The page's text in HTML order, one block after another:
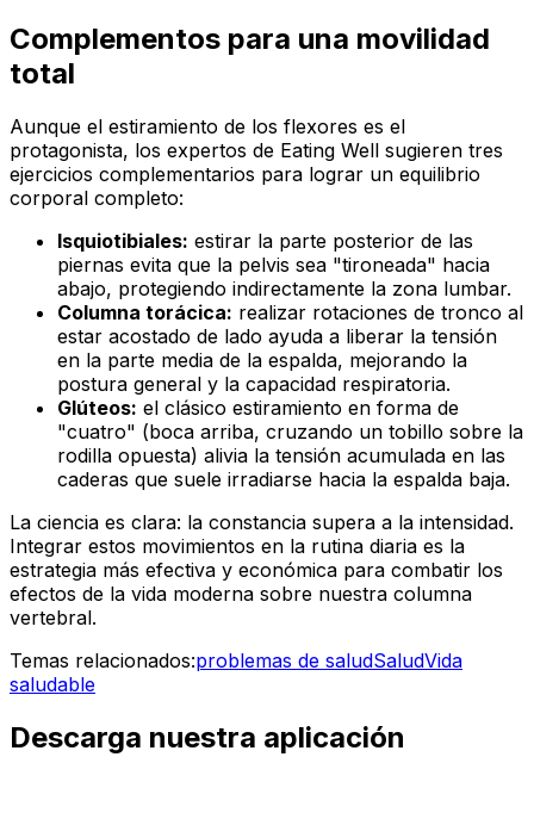
Complementos para una movilidad
total
Aunque el estiramiento de los flexores es el
protagonista, los expertos de Eating Well sugieren tres
ejercicios complementarios para lograr un equilibrio
corporal completo:
Isquiotibiales: estirar la parte posterior de las
piernas evita que la pelvis sea "tironeada" hacia
abajo, protegiendo indirectamente la zona lumbar.
Columna torácica: realizar rotaciones de tronco al
estar acostado de lado ayuda a liberar la tensión
en la parte media de la espalda, mejorando la
postura general y la capacidad respiratoria.
Glúteos: el clásico estiramiento en forma de
"cuatro" (boca arriba, cruzando un tobillo sobre la
rodilla opuesta) alivia la tensión acumulada en las
caderas que suele irradiarse hacia la espalda baja.
La ciencia es clara: la constancia supera a la intensidad.
Integrar estos movimientos en la rutina diaria es la
estrategia más efectiva y económica para combatir los
efectos de la vida moderna sobre nuestra columna
vertebral.
Temas relacionados:problemas de saludSaludVida
saludable
Descarga nuestra aplicación